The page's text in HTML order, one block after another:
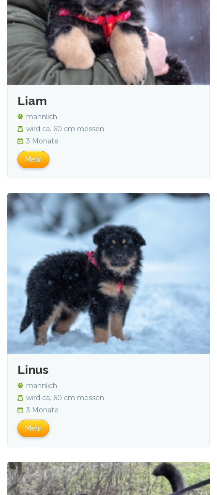
Liam
männlich
wird ca. 60 cm messen
3 Monate
Mehr
Linus
männlich
wird ca. 60 cm messen
3 Monate
Mehr